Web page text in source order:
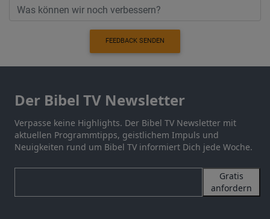
FEEDBACK SENDEN
Der Bibel TV Newsletter
Verpasse keine Highlights. Der Bibel TV Newsletter mit
aktuellen Programmtipps, geistlichem Impuls und
Neuigkeiten rund um Bibel TV informiert Dich jede Woche.
Gratis
anfordern